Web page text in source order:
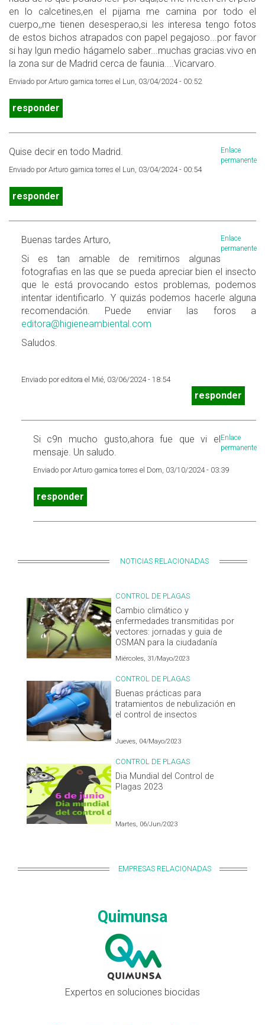
en lo calcetines,en el pijama me camina por todo el
cuerpo,,me tienen desesperao,si les interesa tengo fotos
de estos bichos atrapados con papel pegajoso...por favor
si hay lgun medio hágamelo saber...muchas gracias.vivo en
la zona sur de Madrid cerca de faunia....Vicarvaro.
Enviado por Arturo garnica torres el Lun, 03/04/2024 - 00:52
responder
Enlace
permanente
Quise decir en todo Madrid.
Enviado por Arturo garnica torres el Lun, 03/04/2024 - 00:54
responder
Enlace
permanente
Buenas tardes Arturo,
Si es tan amable de remitirnos algunas
fotografias en las que se pueda apreciar bien el insecto
que le está provocando estos problemas, podemos
intentar identificarlo. Y quizás podemos hacerle alguna
recomendación. Puede enviar las foros a
editora@higieneambiental.com
Saludos.
Enviado por editora el Mié, 03/06/2024 - 18:54
responder
Enlace
permanente
Si c9n mucho gusto,ahora fue que vi el
mensaje. Un saludo.
Enviado por Arturo garnica torres el Dom, 03/10/2024 - 03:39
responder
NOTICIAS RELACIONADAS
CONTROL DE PLAGAS
Cambio climático y
enfermedades transmitidas por
vectores: jornadas y guia de
OSMAN para la ciudadanía
Miércoles, 31/Mayo/2023
CONTROL DE PLAGAS
Buenas prácticas para
tratamientos de nebulización en
el control de insectos
Jueves, 04/Mayo/2023
CONTROL DE PLAGAS
Dia Mundial del Control de
Plagas 2023
Martes, 06/Jun/2023
EMPRESAS RELACIONADAS
Quimunsa
Expertos en soluciones biocidas